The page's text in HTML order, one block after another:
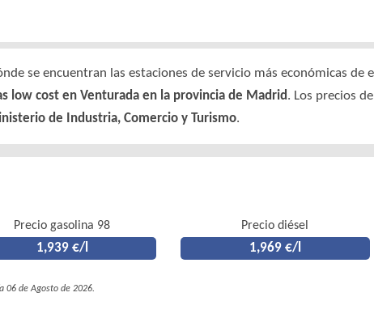
se encuentran las estaciones de servicio más económicas de
low cost en Venturada en la provincia de Madrid. Los precios
de Industria, Comercio y Turismo.
Precio gasolina 98
1,939 €/l
Precio diésel
1,969 €/l
06 de Agosto de 2026.